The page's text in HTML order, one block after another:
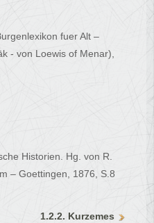
fuer Alt –
- von Loewis of Menar),
Historien. Hg. von R.
– Goettingen, 1876, S.8
1.2.2. Kurzemes